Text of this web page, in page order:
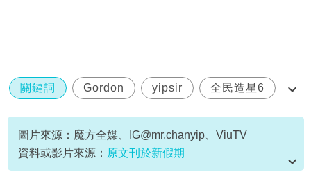
關鍵詞 Gordon yipsir 全民造星6
決賽
圖片來源：魔方全媒、
IG@mr.chanyip、ViuTV
資料或影片來源： 原文刊於新假期